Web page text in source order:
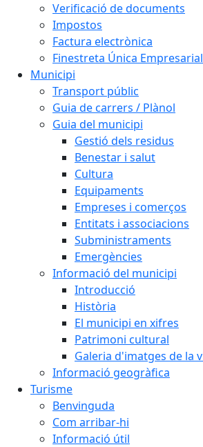
Verificació de documents
Impostos
Factura electrònica
Finestreta Única Empresarial
Municipi
Transport públic
Guia de carrers / Plànol
Guia del municipi
Gestió dels residus
Benestar i salut
Cultura
Equipaments
Empreses i comerços
Entitats i associacions
Subministraments
Emergències
Informació del municipi
Introducció
Història
El municipi en xifres
Patrimoni cultural
Galeria d'imatges de la
Informació geogràfica
Turisme
Benvinguda
Com arribar-hi
Informació útil